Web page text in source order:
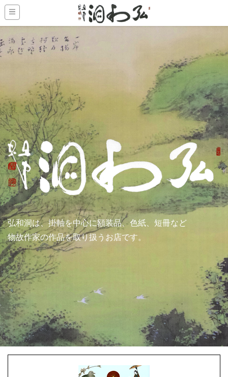
弘和洞は、掛軸を中心に額装品、色紙、短冊など
物故作家の作品を取り扱うお店です。